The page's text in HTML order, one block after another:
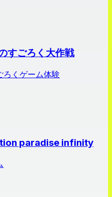
すごろく大作戦
ろくゲーム体験
paradise infinity